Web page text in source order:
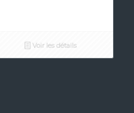
Voir les détails